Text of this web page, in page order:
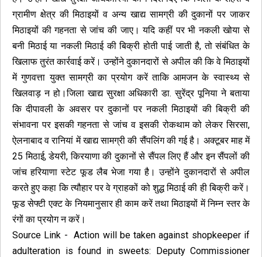
ग्रामीण क्षेत्र की मिठाइयों व अन्य खाद्य सामग्री की दुकानों पर जाकर
मिठाइयों की गहनता से जांच की जाए। यदि कहीं पर भी नकली खोया से
बनी मिठाई या नकली मिठाई की बिक्री होती पाई जाती है, तो संबंधित के
खिलाफ तुरंत कार्रवाई करें। उन्होंने दुकानदारों से अपील की कि वे मिठाइयों
में गुणवत्ता युक्त सामग्री का प्रयोग करें ताकि आमजन के स्वास्थ्य से
खिलवाड़ न हो।जिला खाद्य सुरक्षा अधिकारी डा. सुरेंद्र पूनिया ने बताया
कि दीपावली के अवसर पर दुकानों पर नकली मिठाइयों की बिक्री की
संभावना पर इसकी गहनता से जांच व इसकी रोकथाम को लेकर सिरसा,
ऐलनाबाद व रानियां में खाद्य सामग्री की सैंपलिंग की गई है। अक्टूबर माह में
25 मिठाई, डेयरी, किरयाणा की दुकानों से सैंपल लिए हैं और इन सैंपलों की
जांच हरियाणा स्टेट फूड लैब भेजा गया है। उन्होंने दुकानदारों से अपील
करते हुए कहा कि त्यौहार पर वे ग्राहकों को शुद्ध मिठाई की ही बिक्री करें।
फूड सेफ्टी एक्ट के नियमानुसार ही काम करें तथा मिठाइयों में निम्न स्तर के
रंगों का प्रयोग न करें।
Source Link - Action will be taken against shopkeeper if
adulteration is found in sweets: Deputy Commissioner